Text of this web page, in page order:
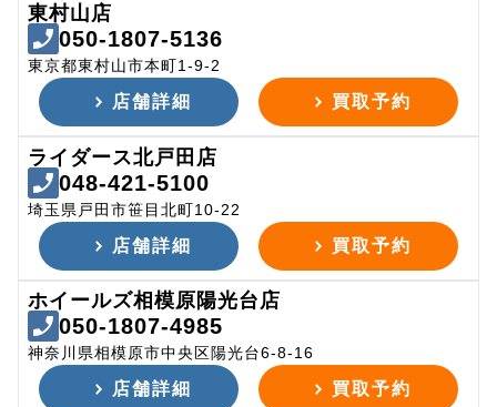
東村山店
050-1807-5136
東京都東村山市本町1-9-2
店舗詳細 買取予約
ライダース北戸田店
048-421-5100
埼玉県戸田市笹目北町10-22
店舗詳細 買取予約
ホイールズ相模原陽光台店
050-1807-4985
神奈川県相模原市中央区陽光台6-8-16
店舗詳細 買取予約